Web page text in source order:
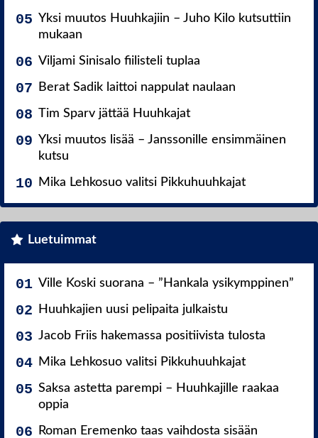
Yksi muutos Huuhkajiin – Juho Kilo kutsuttiin
mukaan
Viljami Sinisalo fiilisteli tuplaa
Berat Sadik laittoi nappulat naulaan
Tim Sparv jättää Huuhkajat
Yksi muutos lisää – Janssonille ensimmäinen
kutsu
Mika Lehkosuo valitsi Pikkuhuuhkajat
Luetuimmat
Ville Koski suorana – ”Hankala ysikymppinen”
Huuhkajien uusi pelipaita julkaistu
Jacob Friis hakemassa positiivista tulosta
Mika Lehkosuo valitsi Pikkuhuuhkajat
Saksa astetta parempi – Huuhkajille raakaa
oppia
Roman Eremenko taas vaihdosta sisään